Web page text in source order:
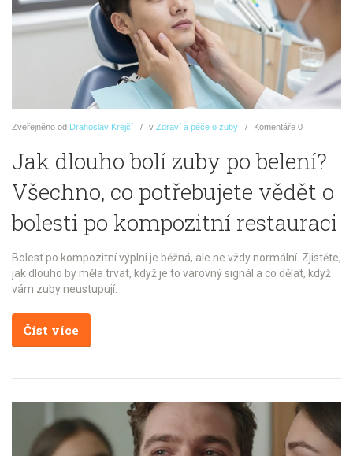
Zveřejněno od Drahoslav Krejčí v Zdraví a péče o zuby Komentáře 0
Jak dlouho bolí zuby po belení?
Všechno, co potřebujete vědět o
bolesti po kompozitní restauraci
Bolest po kompozitní výplni je běžná, ale ne vždy normální. Zjistěte,
jak dlouho by měla trvat, když je to varovný signál a co dělat, když
vám zuby neustupují.
Číst více